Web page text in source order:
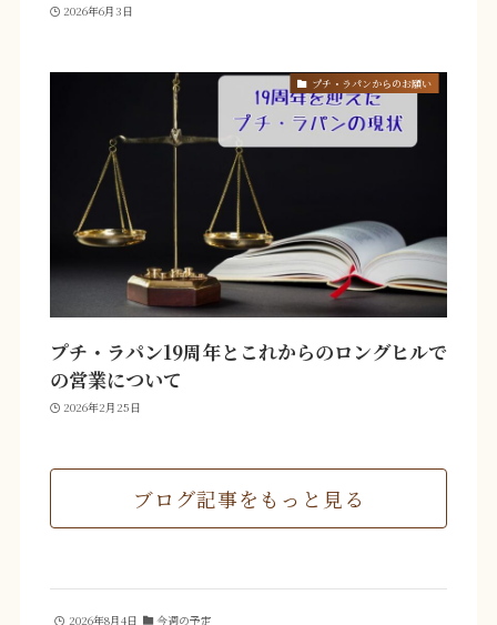
2026年6月3日
プチ・ラパンからのお願い
プチ・ラパン19周年とこれからのロングヒルで
の営業について
2026年2月25日
ブログ記事をもっと見る
2026年8月4日 今週の予定